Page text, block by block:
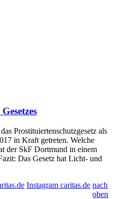
Prostituiertenschutzgesetz als
in Kraft getreten. Welche
der SkF Dortmund in einem
Das Gesetz hat Licht- und
Instagram caritas.de nach
oben